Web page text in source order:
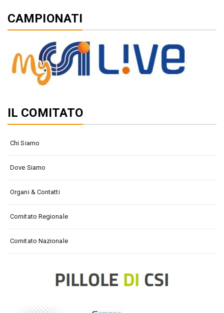
CAMPIONATI
IL COMITATO
Chi Siamo
Dove Siamo
Organi & Contatti
Comitato Regionale
Comitato Nazionale